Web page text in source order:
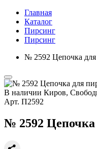
Главная
Каталог
Пирсинг
Пирсинг
№ 2592 Цепочка
В наличии Киров,
Арт. П2592
№ 2592 Цепочка